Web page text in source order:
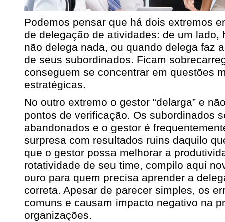
Podemos pensar que há dois extremos
de delegação de atividades: de um lado,
não delega nada, ou quando delega faz
de seus subordinados. Ficam
conseguem se concentrar em questões
estratégicas.
No outro extremo o gestor “delarga” e
pontos de verificação. Os subordinados
abandonados e o gestor é
surpresa com resultados ruins daquilo
que o gestor possa melhorar a
rotatividade de seu time, compilo aqui
ouro para quem precisa aprender a
correta. Apesar de parecer simples, os
comuns e causam impacto negativo na
organizações.